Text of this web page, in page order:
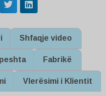
Shfaqje video
Fabrikë
Vlerësimi i Klientit